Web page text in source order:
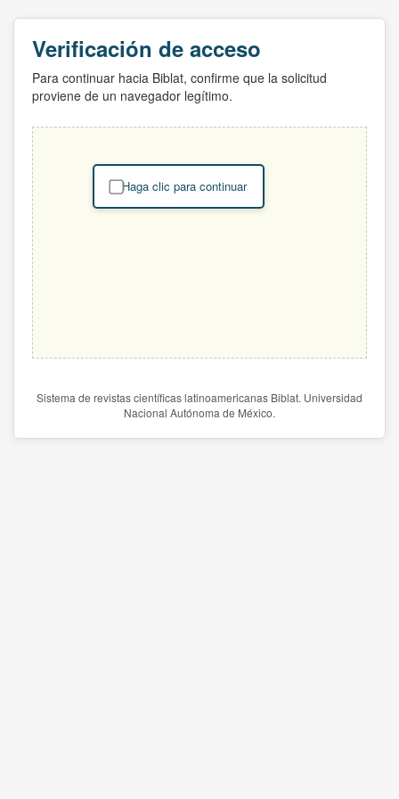
Verificación de acceso
Para continuar hacia Biblat, confirme que la solicitud
proviene de un navegador legítimo.
Haga clic para continuar
Sistema de revistas científicas latinoamericanas Biblat. Universidad
Nacional Autónoma de México.